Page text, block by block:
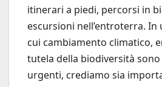
itinerari a piedi, percorsi in
escursioni nell’entroterra.
cui cambiamento climatico,
tutela della biodiversità
urgenti, crediamo sia